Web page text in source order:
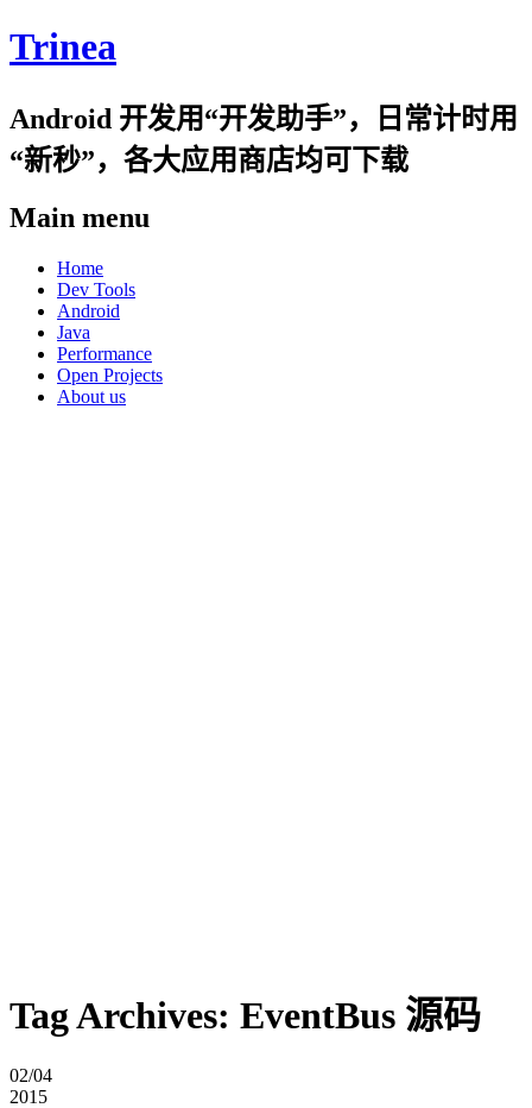
Trinea
Android 开发用“开发助手”，日常计时用
“新秒”，各大应用商店均可下载
Main menu
Skip
content
Home
Dev Tools
Android
Java
Performance
Open Projects
About us
Tag Archives: EventBus 源码
02/04
2015